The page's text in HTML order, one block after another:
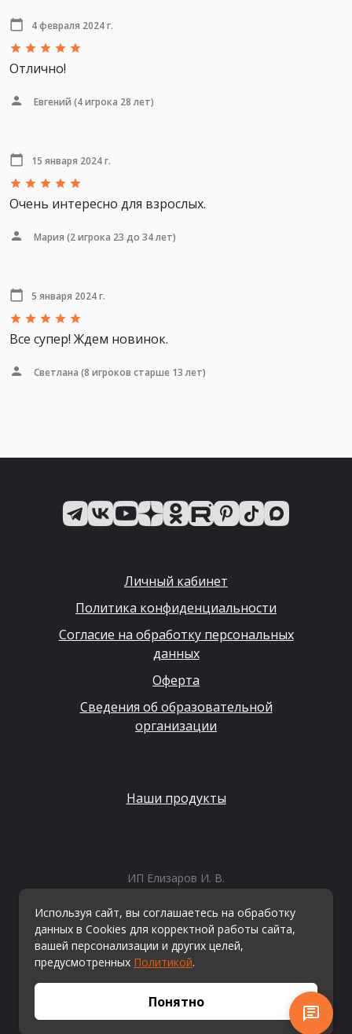
4 февраля 2024 г.
Отлично!
Евгений (4 игрока 28 лет)
15 января 2024 г.
Очень интересно для взрослых.
Мария (2 игрока 23 до 34 лет)
5 января 2024 г.
Все супер! Ждем новинок.
Светлана (8 игроков старше 13 лет)
Личный кабинет
Политика конфиденциальности
Согласие на обработку персональных
данных
Оферта
Сведения об образовательной
организации
Наши продукты
ИП Елизаров И. В.
ОГРНИП: 315665800057162
Эл. почта:info@kvestiks.ru
Используя сайт, вы соглашаетесь на обработку
данных в Cookies для корректной работы сайта,
вашей персонализации и других целей,
предусмотренных Политикой.
Понятно